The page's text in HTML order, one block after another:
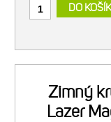
DO
Zimný
Lazer